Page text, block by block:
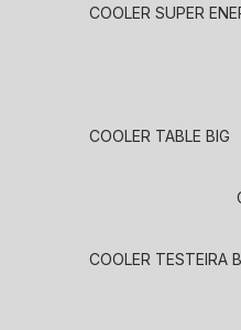
COOLER SUPER
COOLER TABLE BIG
COOLER TESTEIRA